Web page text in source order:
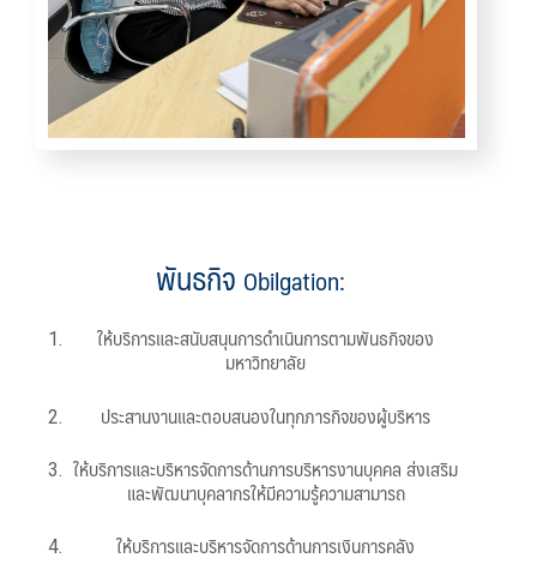
พันธกิจ Obilgation:
ให้บริการและสนับสนุนการดำเนินการตามพันธกิจของ
มหาวิทยาลัย
ประสานงานและตอบสนองในทุกภารกิจของผู้บริหาร
ให้บริการและบริหารจัดการด้านการบริหารงานบุคคล ส่งเสริม
และพัฒนาบุคลากรให้มีความรู้ความสามารถ
ให้บริการและบริหารจัดการด้านการเงินการคลัง